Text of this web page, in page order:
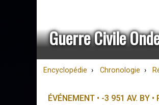
Guerre Civile
Encyclopédie Chronologie
ÉVÉNEMENT • -3 951 AV. BY